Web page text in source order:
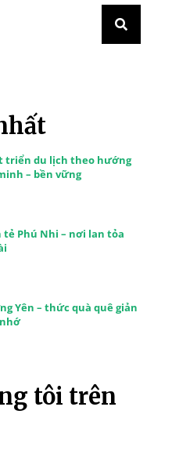
triển du lịch theo hướng
– bền vững
tẻ Phú Nhi – nơi lan tỏa
Yên – thức quà quê giản
tôi trên